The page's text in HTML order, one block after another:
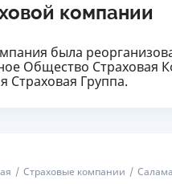
компании
была
Общество Страховая
Страховая Группа.
Страховые компании